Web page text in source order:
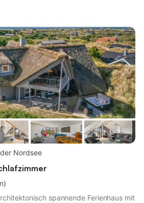
sowie ein Kaminofen runden das
können - willkommen auf der Insel
Kompromisse - traumhafte
Nordsee
)
spannende Ferienhaus mit